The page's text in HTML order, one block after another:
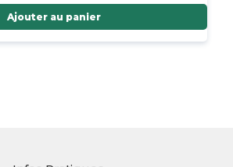
Ajouter au panier